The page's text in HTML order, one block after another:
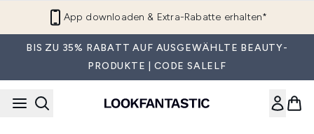
App downloaden & Extra-Rabatte erhalten*
BIS ZU 35% RABATT AUF AUSGEWÄHLTE BEAUTY-
PRODUKTE | CODE SALELF